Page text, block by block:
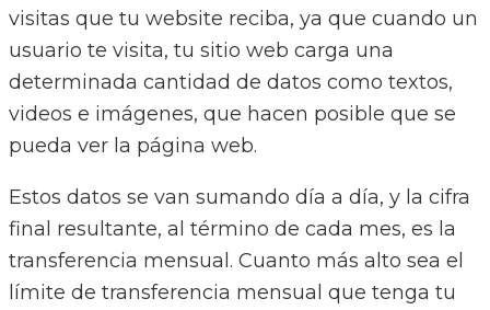
visitas que tu website reciba, ya que cuando un
usuario te visita, tu sitio web carga una
determinada cantidad de datos como textos,
videos e imágenes, que hacen posible que se
pueda ver la página web.
Estos datos se van sumando día a día, y la cifra
final resultante, al término de cada mes, es la
transferencia mensual. Cuanto más alto sea el
límite de transferencia mensual que tenga tu